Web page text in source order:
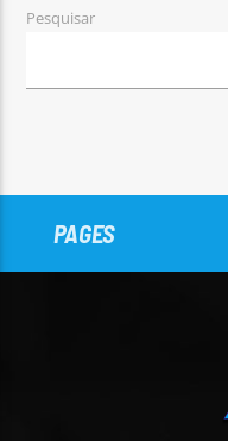
Pesquisar
PAGES